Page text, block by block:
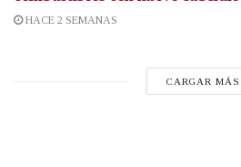
HACE 2 SEMANAS
CARGAR MÁS